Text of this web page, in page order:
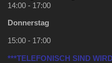
14:00 - 17:00
Donnerstag
15:00 - 17:00
***TELEFONISCH SIND